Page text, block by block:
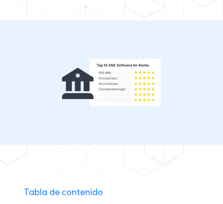
Tabla de contenido